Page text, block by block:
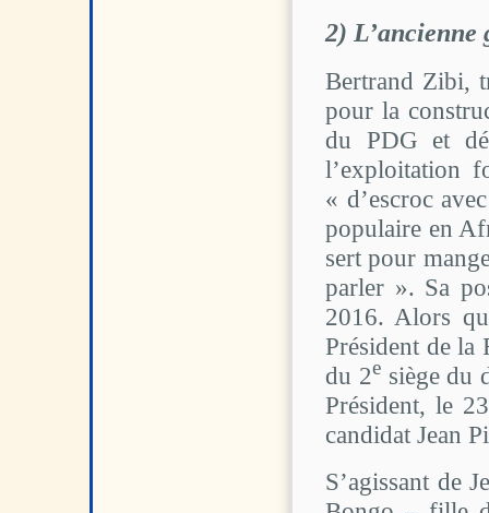
2) L’ancienne
Bertrand Zibi,
pour la
du PDG et
l’exploitation
« d’escroc
populaire en
sert pour
parler ». Sa
2016. Alors
Président de la
du 2esiège du
Président, le
candidat Jean
S’agissant de